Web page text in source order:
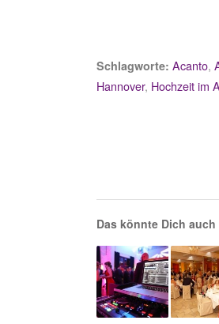
Schlagworte: Acanto,
Hannover, Hochzeit im
Das könnte Dich